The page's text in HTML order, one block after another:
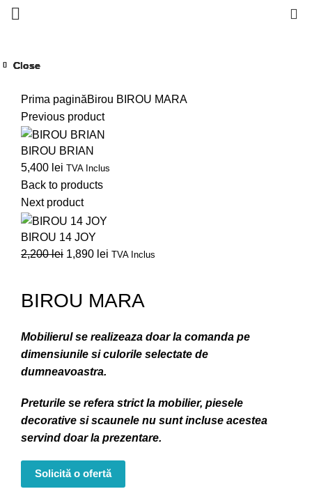
Prima paginăBirou BIROU MARA
Previous product
BIROU BRIAN
5,400 lei TVA Inclus
Back to products
Next product
BIROU 14 JOY
2,200lei 1,890 lei TVA Inclus
BIROU MARA
Mobilierul se realizeaza doar la comanda pe
dimensiunile si culorile selectate de
dumneavoastra.
Preturile se refera strict la mobilier, piesele
decorative si scaunele nu sunt incluse acestea
servind doar la prezentare.
Solicită o ofertă
Close
Close
Close
Close
Close
Close
Close
Close